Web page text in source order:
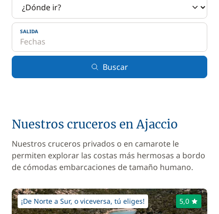
SALIDA
Buscar
Nuestros cruceros en Ajaccio
Nuestros cruceros privados o en camarote le
permiten explorar las costas más hermosas a bordo
de cómodas embarcaciones de tamaño humano.
¡De Norte a Sur, o viceversa, tú eliges! 5,0